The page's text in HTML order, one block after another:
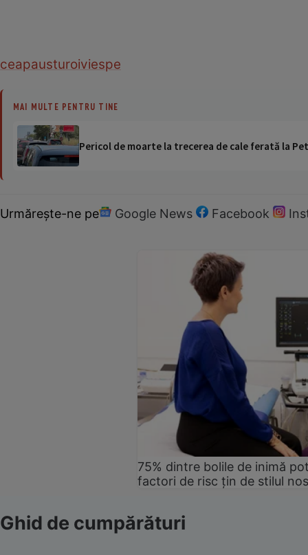
ceapausturoiviespe
MAI MULTE PENTRU TINE
Pericol de moarte la trecerea de cale ferată la
Urmărește-ne pe Google News Facebook
75% dintre bolile de inimă
factori de risc țin de stilul
Ghid de cumpărături